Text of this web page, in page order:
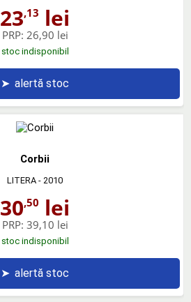
23,13 lei
PRP: 26,90 lei
stoc indisponibil
➤ alertă stoc
Corbii
LITERA - 2010
30,50 lei
PRP: 39,10 lei
stoc indisponibil
➤ alertă stoc